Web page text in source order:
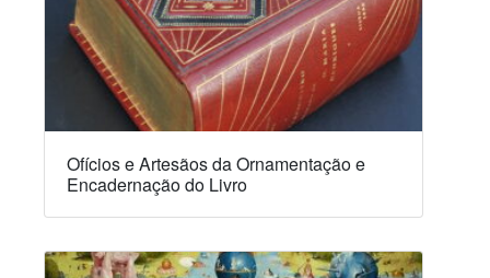
Ofícios e Artesãos da Ornamentação e
Encadernação do Livro